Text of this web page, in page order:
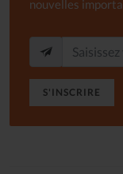
nouvelles
S'INSCRIRE